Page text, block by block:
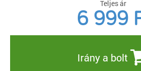
Teljes ár
6 999
Irány a bolt